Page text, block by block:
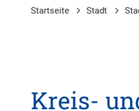
Startseite Stadt
Kreis-